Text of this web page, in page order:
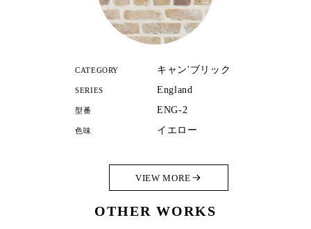
CATEGORY キャン'ブリック
SERIES England
型番 ENG-2
色味 イエロー
VIEW MORE
OTHER WORKS